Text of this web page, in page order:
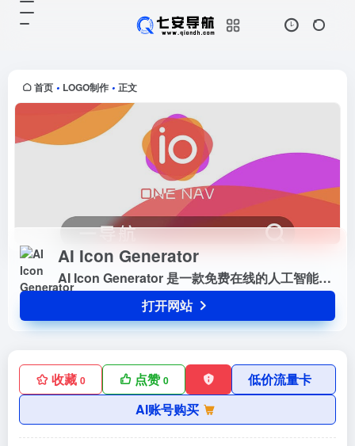
首页 • LOGO制作 • 正文
AI Icon Generator
AI Icon Generator 是一款免费在线的人工智能图标生成工具，专为追求便捷与创意的用户打造。借助先进的人工智能技术，它能够根据用户输入的文本提示快速生成独一无二的个性化图标，让图标设计变得轻松而高效。这款工具的核心目标是简化图标创作流程，使每个人都能轻松完成专业级别的设计，无需任何设计背景或经验。无论您是创业者、内容创作者，还...
打开网站
收藏 0 点赞0
低价流量卡
AI账号购买
便捷与创意的用户打造。借助先进的
人工智能技术，它能够根据用户输入
的文本提示快速...